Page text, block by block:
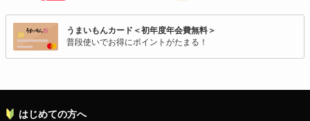
うまいもんカード＜初年度年会費無料＞
普段使いでお得にポイントがたまる！
はじめての方へ